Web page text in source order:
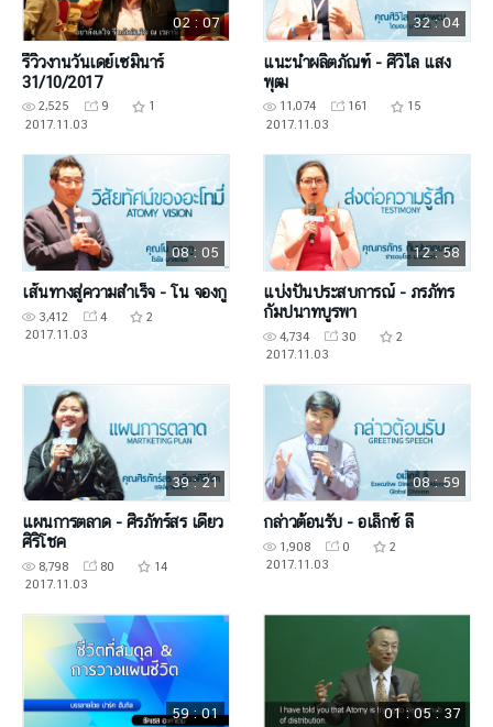
02 : 07
รีวิวงานวันเดย์เซมินาร์
31/10/2017
2,525 9
1
2017.11.03
32 : 04
แนะนำผลิตภัณฑ์ - ศิวิไล แสง
พุฒ
11,074 161
15
2017.11.03
08 : 05
เส้นทางสู่ความสำเร็จ - โน จองกู
3,412 4
2
2017.11.03
12 : 58
แบ่งปันประสบการณ์ - ภรภัทร
กัมปนาทบูรพา
4,734 30
2
2017.11.03
39 : 21
แผนการตลาด - ศิรภัทร์สร เดียว
ศิริโชค​​​​​​​
8,798 80
14
2017.11.03
08 : 59
กล่าวต้อนรับ - อเล็กซ์ ลี
1,908 0
2
2017.11.03
59 : 01 01 : 05 : 37